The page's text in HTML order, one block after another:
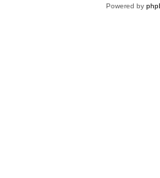
Powered by